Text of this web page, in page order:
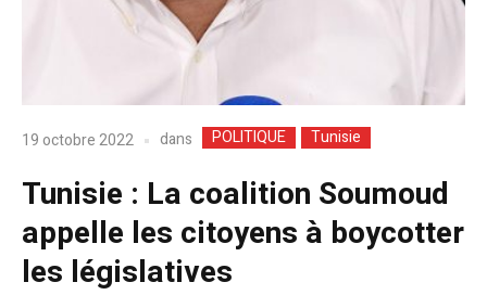
19 octobre 2022 dans POLITIQUE Tunisie
Tunisie : La coalition Soumoud
appelle les citoyens à boycotter
les législatives